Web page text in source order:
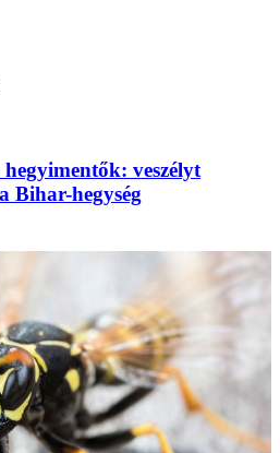
veszélyt
Bihar-hegység